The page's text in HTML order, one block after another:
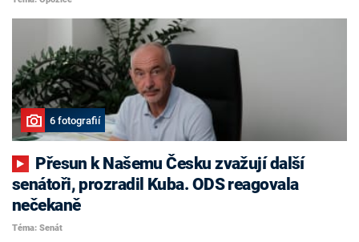
6 fotografií
senátoři, prozradil Kuba. ODS reagovala
nečekaně
Téma: Senát